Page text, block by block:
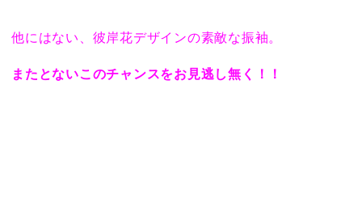
他にはない、彼岸花デザインの素敵な振袖。
またとないこのチャンスをお見逃し無く！！